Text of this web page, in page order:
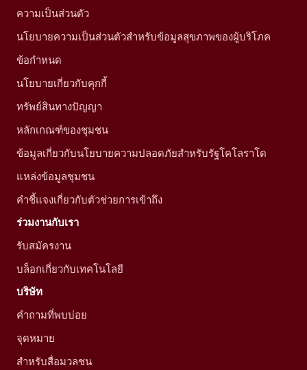
ความเป็นส่วนตัว
นโยบายความเป็นส่วนตัวสำหรับข้อมูลสุขภาพของผู้บริโภค
ข้อกำหนด
นโยบายเกี่ยวกับคุกกี้
ทรัพย์สินทางปัญญา
หลักเกณฑ์ของชุมชน
ข้อมูลเกี่ยวกับนโยบายความปลอดภัยสำหรับรัฐโคโลราโด
แหล่งข้อมูลชุมชน
คำชี้แจงเกี่ยวกับตัวช่วยการเข้าถึง
ร่วมงานกับเรา
รับสมัครงาน
บล็อกเกี่ยวกับเทคโนโลยี
บริษัท
คำถามที่พบบ่อย
จุดหมาย
สำหรับสื่อมวลชน